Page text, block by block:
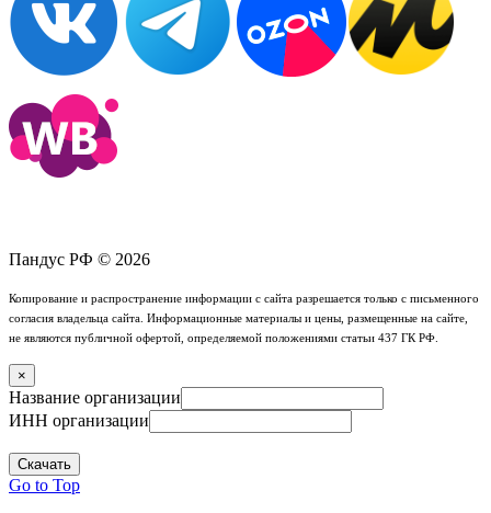
Пандус РФ © 2026
Копирование и распространение информации с сайта разрешается только с письменного
согласия владельца сайта. Информационные материалы и цены, размещенные на сайте,
не являются публичной офертой, определяемой положениями статьи 437 ГК РФ.
×
Название организации
ИНН организации
Скачать
Go to Top